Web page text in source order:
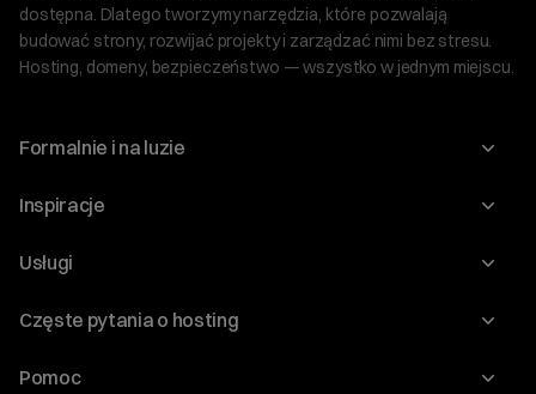
dostępna. Dlatego tworzymy narzędzia, które pozwalają
budować strony, rozwijać projekty i zarządzać nimi bez stresu.
Hosting, domeny, bezpieczeństwo — wszystko w jednym miejscu.
Formalnie i na luzie
O nas
Program Korzyści dla Inwestorów
Regulaminy i specyfikacje
Inspiracje
Blog
WordPress
Audyt stron
Usługi
Domeny
Częste pytania o hosting
Jak przenieść stronę?
Pomoc